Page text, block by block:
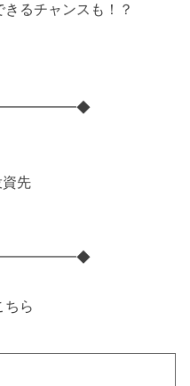
るチャンスも！？
先
ちら